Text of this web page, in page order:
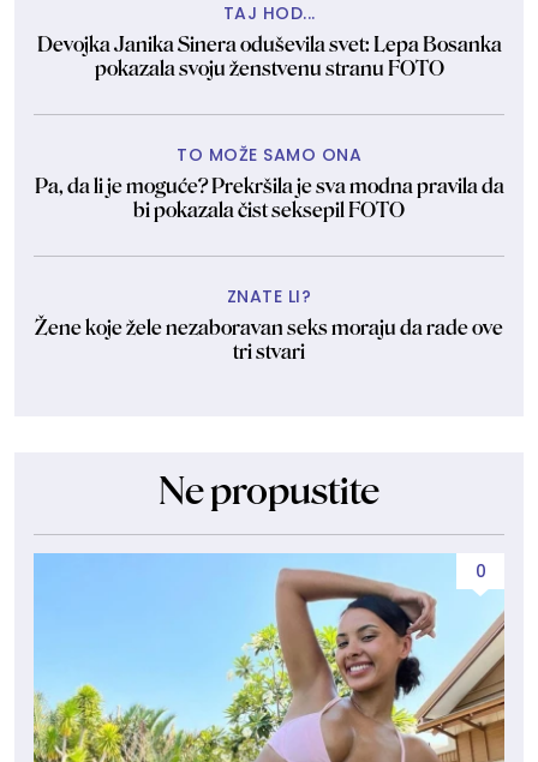
TAJ HOD...
Devojka Janika Sinera oduševila svet: Lepa Bosanka
pokazala svoju ženstvenu stranu FOTO
TO MOŽE SAMO ONA
Pa, da li je moguće? Prekršila je sva modna pravila da
bi pokazala čist seksepil FOTO
ZNATE LI?
Žene koje žele nezaboravan seks moraju da rade ove
tri stvari
Ne propustite
0